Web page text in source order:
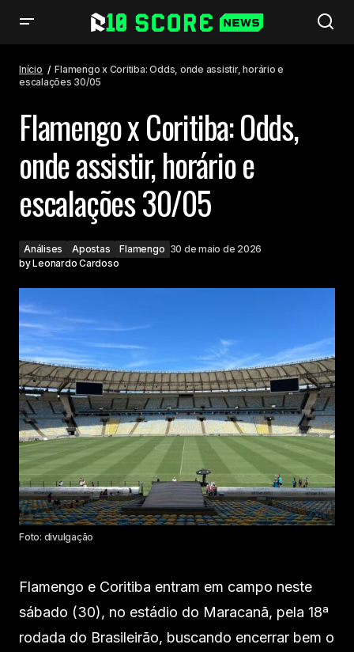
Início
Flamengo x Coritiba: Odds, onde assistir, horário e
escalações 30/05
Flamengo x Coritiba: Odds,
onde assistir, horário e
escalações 30/05
Análises Apostas Flamengo 30 de maio de 2026
byLeonardo Cardoso
Foto: divulgação
Flamengo e Coritiba entram em campo neste
sábado (30), no estádio do Maracanã, pela 18ª
rodada do Brasileirão, buscando encerrar bem o